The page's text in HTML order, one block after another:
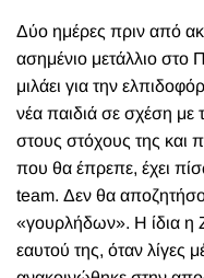
Δύο ημέρες πριν από
ασημένιο μετάλλιο
μιλάει για την
νέα παιδιά σε σχέση με
στους στόχους της και
που θα έπρεπε, έχει
team. Δεν θα
«γουρλήδων». Η ίδια η
εαυτού της, όταν λίγες